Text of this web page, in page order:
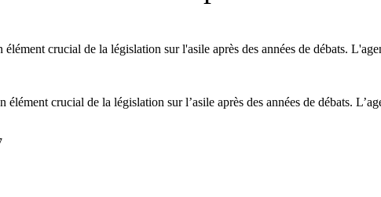
crucial de la législation sur l'asile après des années de débats.
crucial de la législation sur l’asile après des années de débats.